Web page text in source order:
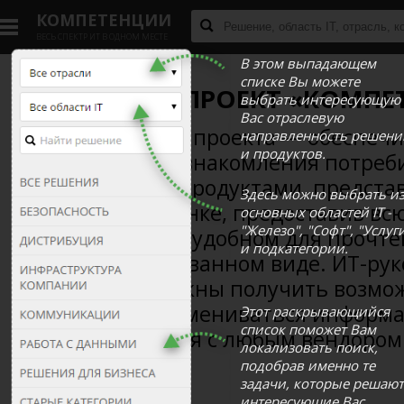
КОМПЕТЕНЦИИ
ЧТО ТАКОЕ ПРОЕКТ
Основная цель проекта —
комфортного ознакомления
решениями и продуктами,
российском рынке, предоставив
информацию в удобном для
систематизированном виде. ИТ-
компаний должны получить
оперативно обмениваться
взаимодействия с любым
Подробнее...
В этом выпадающем
списке Вы можете
выбрать интересующую
Вас отраслевую
направленность
и продуктов.
Здесь можно выбрать из
основных областей IT -
"Железо", "Софт",
и подкатегории.
Этот раскрывающийся
список поможет Вам
локализовать поиск,
подобрав именно те
задачи, которые решают